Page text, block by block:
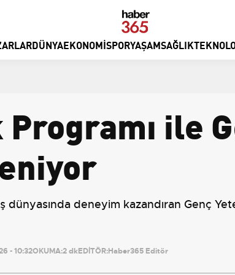
DÜNYAEKONOMISPORYAŞAMSAĞLIK
Programı ile
deneyim kazandıran Genç
- 10:32OKUMA:2 dkEDİTÖR:Haber365 Editör